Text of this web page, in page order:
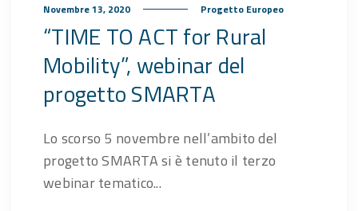
Novembre 13, 2020 Progetto Europeo
“TIME TO ACT for Rural
Mobility”, webinar del
progetto SMARTA
Lo scorso 5 novembre nell’ambito del
progetto SMARTA si è tenuto il terzo
webinar tematico...